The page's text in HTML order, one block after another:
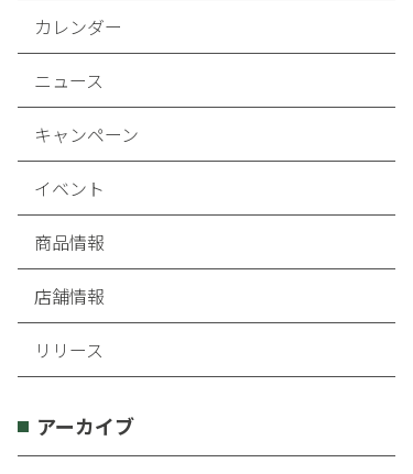
カレンダー
ニュース
キャンペーン
イベント
商品情報
店舗情報
リリース
アーカイブ